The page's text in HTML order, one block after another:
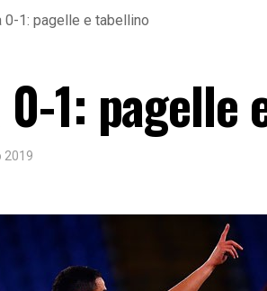
1: pagelle e tabellino
1: pagelle
2019